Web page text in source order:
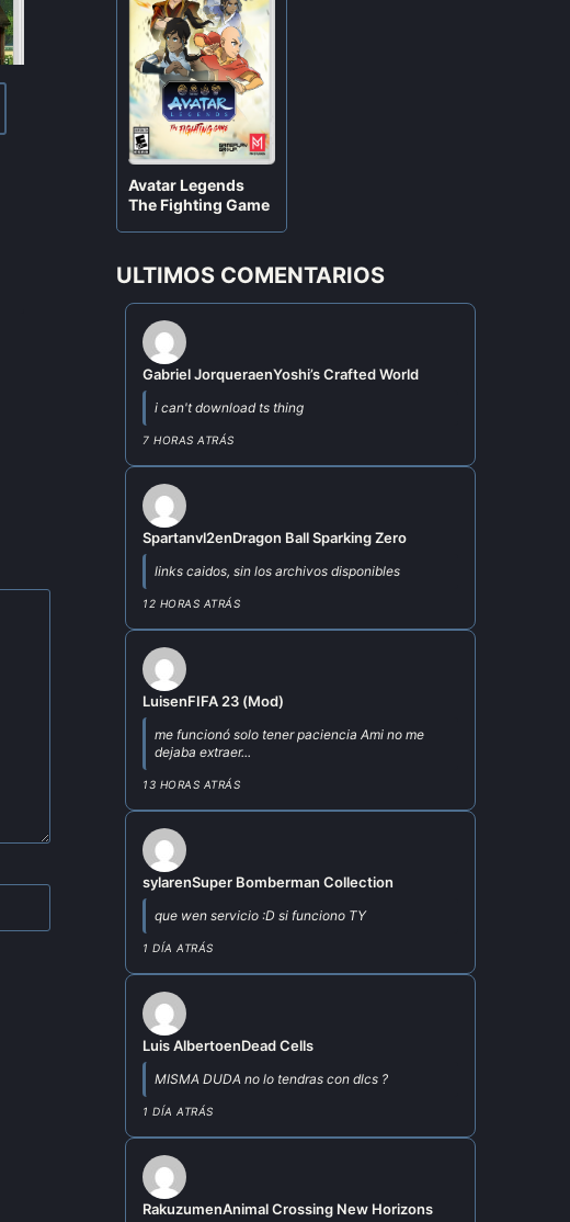
Saints Row IV
Re-Elected
Jeiner
mayo 24, 2024
Avatar Legends
The Fighting Game
ULTIMOS COMENTARIOS
Gabriel JorqueraenYoshi’s Crafted World
i can't download ts thing
7 HORAS ATRÁS
Spartanvl2enDragon Ball Sparking Zero
links caidos, sin los archivos disponibles
12 HORAS ATRÁS
LuisenFIFA 23 (Mod)
me funcionó solo tener paciencia Ami no me
dejaba extraer...
13 HORAS ATRÁS
sylarenSuper Bomberman Collection
que wen servicio :D si funciono TY
1 DÍA ATRÁS
Luis AlbertoenDead Cells
MISMA DUDA no lo tendras con dlcs ?
1 DÍA ATRÁS
RakuzumenAnimal Crossing New Horizons